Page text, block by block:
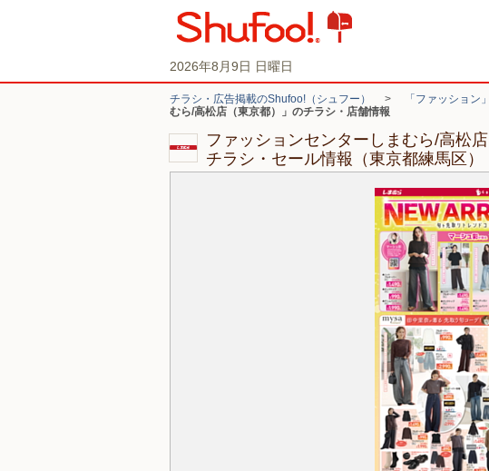
2026年8月9日 日曜日
チラシ・広告掲載のShufoo!（シュフー） > 「ファッション
むら/高松店（東京都）」のチラシ・店舗情報
ファッションセンターしまむら/高松
チラシ・セール情報（東京都練馬区）